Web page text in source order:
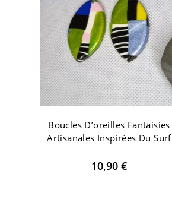
Boucles D’oreilles Fantaisies
Artisanales Inspirées Du Surf
10,90 €